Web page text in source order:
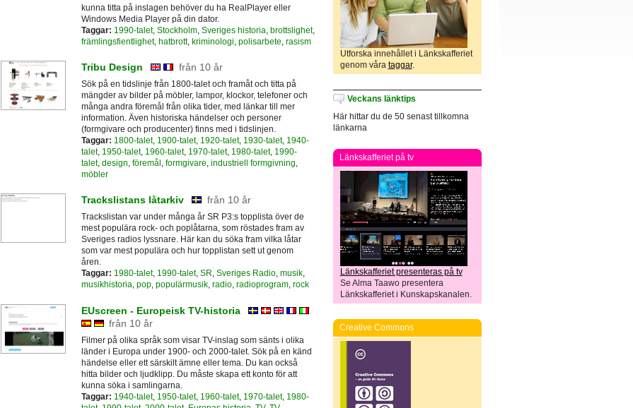
kunna titta på inslagen behöver du ha RealPlayer eller
Windows Media Player på din dator.
Taggar: 1990-talet, Stockholm, Sveriges historia brottslighet,
främlingsfientlighet, hatbrott, kriminologi polisarbete rasism
Tribu Design från 10 år
Sök på en tidslinje från 1800-talet och framåt och titta på
mängder av bilder på möbler, lampor, klockor, telefoner och
många andra föremål från olika tider, med länkar till mer
information. Även historiska händelser och personer
(formgivare och producenter) finns med i tidslinjen.
Taggar: 1800-talet, 1900-talet, 1920-talet, 1930-talet, 1940-
talet, 1950-talet, 1960-talet, 1970-talet, 1980-talet, 1990-
talet, design, föremål , formgivare, industriell formgivning,
möbler
Trackslistans låtarkiv från 10 år
Trackslistan var under många år SR P3:s topplista över de
mest populära rock- och poplåtarna, som röstades fram av
Sveriges radios lyssnare. Här kan du söka fram vilka låtar
som var mest populära och hur topplistan sett ut genom
åren.
Taggar: 1980-talet, 1990-talet, SR, Sveriges Radio, musik,
musikhistoria, pop, populärmusik, radio, radioprogram, rock
EUscreen - Europeisk TV-historia
från 10 år
Filmer på olika språk som visar TV-inslag som sänts i olika
länder i Europa under 1900- och 2000-talet. Sök på en känd
händelse eller ett särskilt ämne eller tema. Du kan också
hitta bilder och ljudklipp. Du måste skapa ett konto för att
kunna söka i samlingarna.
Taggar: 1940-talet, 1950-talet, 1960-talet, 1970-talet, 1980-
Utforska innehållet i Länkskafferiet
genom våra taggar.
Veckans länktips
Här hittar du de 50 senast tillkomna
länkarna
Länkskafferiet på tv
Länkskafferiet presenteras på tv
Se Alma Taawo presentera
Länkskafferiet i Kunskapskanalen.
Creative Commons